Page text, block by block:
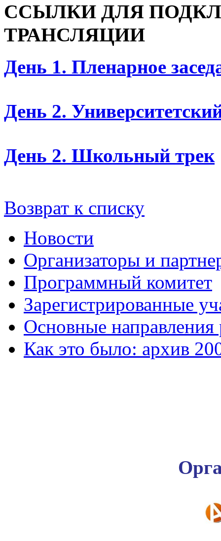
ССЫЛКИ ДЛЯ
ТРАНСЛЯЦИИ
День 1. Пленарное
День 2.
День 2. Школьный трек
Возврат к списку
Новости
Организаторы и
Программный комитет
Зарегистрированные
Основные направления
Как это было: архив